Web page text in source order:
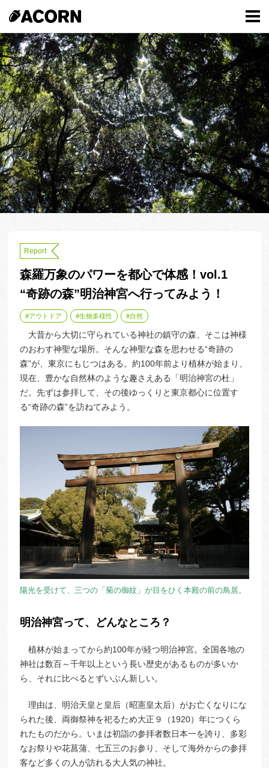
Report
森羅万象のパワーを都心で体感！vol.1
“奇跡の森”明治神宮へ行ってみよう！
アウトドア 生物多様性 自然
大昔から大切に守られている神社の鎮守の森、そこは神様
のおわす神聖な場所。そんな神聖な森を思わせる“奇跡の
森”が、東京にもじつはある。約100年前より植林が始まり、
現在、豊かな自然林のような趣さえある「明治神宮の杜」
だ。先ずは参拝して、その後ゆっくりと東京都心に位置す
る“奇跡の森”を訪ねてみよう。
陽光を受けて、三つの「菊の御紋」が目をひく本殿の前の鳥居。
明治神宮って、どんなところ？
植林が始まってから約100年が経つ明治神宮。全国各地の
神社は数百～千年以上という長い歴史があるものが多いか
ら、それに比べるとずいぶん新しい。
理由は、明治天皇と皇后（昭憲皇太后）がお亡くなりにな
られた後、両御祭神を祀るため大正９（1920）年につくら
れたものだから。いまは初詣の参拝者数日本一を誇り、多彩
なお祭りや花菖蒲、七五三のお参り、そして海外からの参拝
客など多くの人が訪れる大人気の神社。